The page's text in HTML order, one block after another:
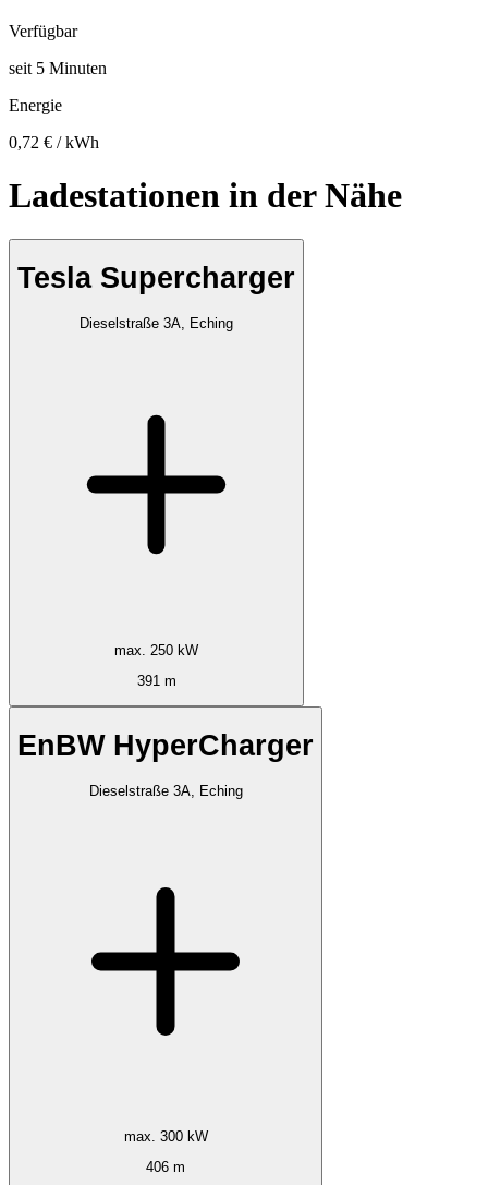
Verfügbar
seit 5 Minuten
Energie
0,72 € / kWh
Ladestationen in der Nähe
Tesla Supercharger
Dieselstraße 3A, Eching
max. 250 kW
391 m
EnBW HyperCharger
Dieselstraße 3A, Eching
max. 300 kW
406 m